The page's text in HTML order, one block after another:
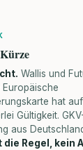
Wallis und
Europäische
hat
Gültigkeit.
aus
die Regel, kein